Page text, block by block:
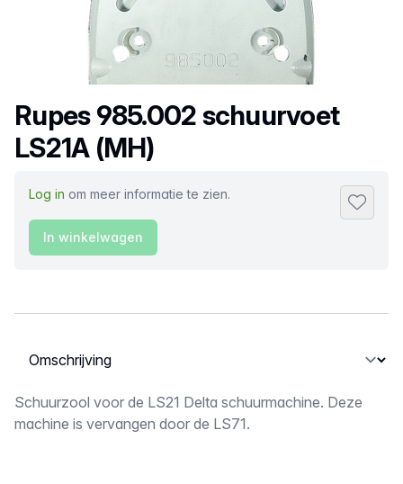
Productnaam
Rupes 985.002 schuurvoet
LS21A (MH)
Log in om meer informatie te zien.
In winkelwagen
Selecteer een tabblad
Omschrijving
Schuurzool voor de LS21 Delta schuurmachine. Deze
machine is vervangen door de LS71.